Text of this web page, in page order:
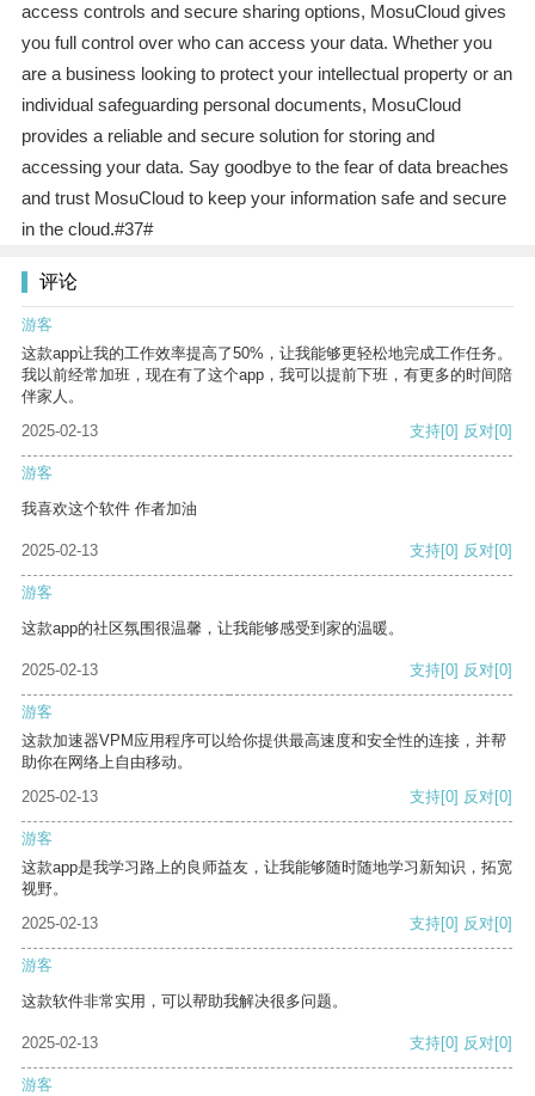
access controls and secure sharing options, MosuCloud gives
you full control over who can access your data. Whether you
are a business looking to protect your intellectual property or an
individual safeguarding personal documents, MosuCloud
provides a reliable and secure solution for storing and
accessing your data. Say goodbye to the fear of data breaches
and trust MosuCloud to keep your information safe and secure
in the cloud.#37#
评论
游客
这款app让我的工作效率提高了50%，让我能够更轻松地完成工作任务。
我以前经常加班，现在有了这个app，我可以提前下班，有更多的时间陪
伴家人。
2025-02-13
支持[0] 反对[0]
游客
我喜欢这个软件 作者加油
2025-02-13 支持[0] 反对[0]
游客
这款app的社区氛围很温馨，让我能够感受到家的温暖。
2025-02-13 支持[0] 反对[0]
游客
这款加速器VPM应用程序可以给你提供最高速度和安全性的连接，并帮
助你在网络上自由移动。
2025-02-13
支持[0] 反对[0]
游客
这款app是我学习路上的良师益友，让我能够随时随地学习新知识，拓宽
视野。
2025-02-13
支持[0] 反对[0]
游客
这款软件非常实用，可以帮助我解决很多问题。
2025-02-13 支持[0] 反对[0]
游客